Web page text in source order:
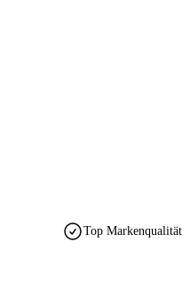
Top Markenqualität